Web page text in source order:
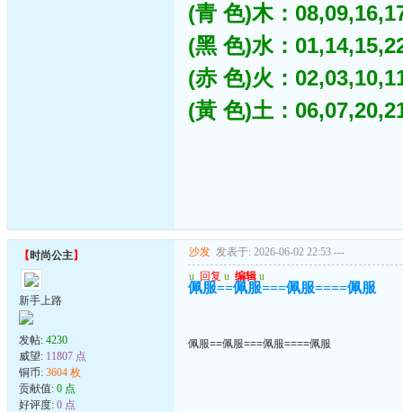
(青 色)木：
(黑 色)水：
(赤 色)火：
(黃 色)土：
【时尚公主】
新手上路
发帖: 4230
威望: 11807 点
铜币: 3604 枚
贡献值: 0 点
好评度: 0 点
沙发 发表于: 2026-06-02 22:53 ---
u 回复 u 编辑 u
佩服==佩服===佩服====佩服
佩服==佩服===佩服====佩服